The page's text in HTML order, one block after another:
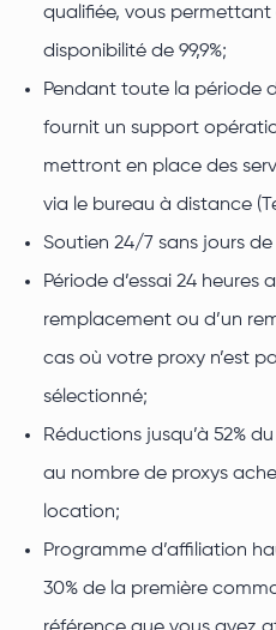
qualifiée, vous permettant
disponibilité de 99,9%;
Pendant toute la période
fournit un support
mettront en place des
via le bureau à distance
Soutien 24/7 sans jours
Période d’essai 24 heures
remplacement ou d’un
cas où votre proxy n’est
sélectionné;
Réductions jusqu’à 52%
au nombre de proxys
location;
Programme d’affiliation
30% de la première